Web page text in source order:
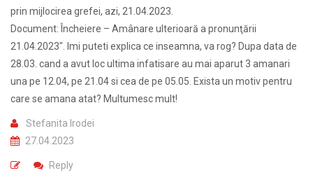
prin mijlocirea grefei, azi, 21.04.2023.
Document: Încheiere – Amânare ulterioară a pronunţării
21.04.2023″. Imi puteti explica ce inseamna, va rog? Dupa data de
28.03. cand a avut loc ultima infatisare au mai aparut 3 amanari
una pe 12.04, pe 21.04 si cea de pe 05.05. Exista un motiv pentru
care se amana atat? Multumesc mult!
Stefanita Irodei
27.04.2023
Reply